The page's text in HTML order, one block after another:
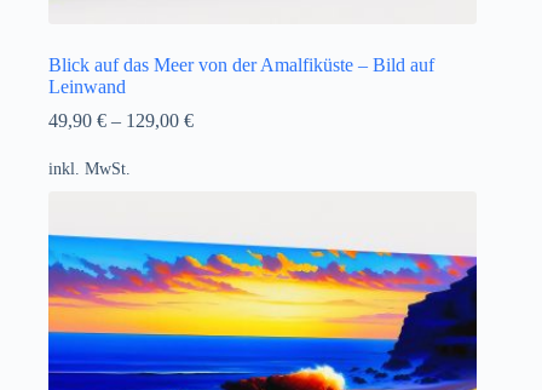
Blick auf das Meer von der Amalfiküste – Bild auf
Leinwand
49,90 € – 129,00 €
inkl. MwSt.